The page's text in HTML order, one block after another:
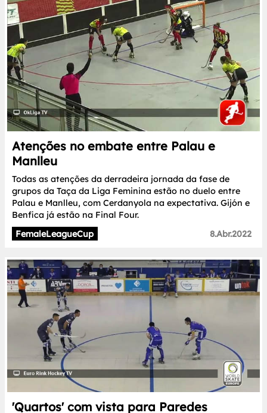
Atenções no embate entre Palau e
Manlleu
Todas as atenções da derradeira jornada da fase de
grupos da Taça da Liga Feminina estão no duelo entre
Palau e Manlleu, com Cerdanyola na expectativa. Gijón e
Benfica já estão na Final Four.
FemaleLeagueCup
8.Abr.2022
'Quartos' com vista para Paredes